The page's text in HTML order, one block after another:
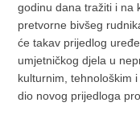
godinu dana tražiti i na
pretvorne bivšeg
će takav prijedlog
umjetničkog djela u
kulturnim, tehnološkim
dio novog prijedloga